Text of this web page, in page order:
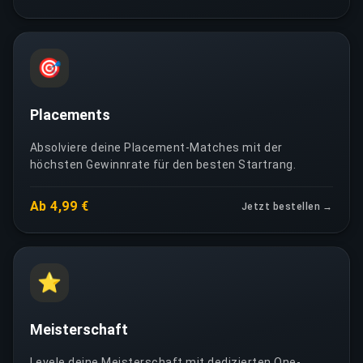
🎯
Placements
Absolviere deine Placement-Matches mit der
höchsten Gewinnrate für den besten Startrang.
Ab 4,99 € Jetzt bestellen →
⭐
Meisterschaft